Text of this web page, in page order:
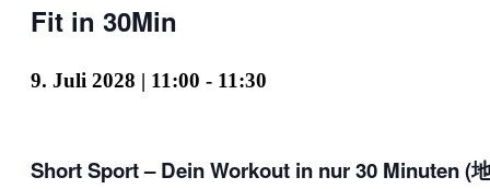
Fit in 30Min
9. Juli 2028 | 11:00 - 11:30
Short Sport – Dein Workout in nur 30 Minuten (